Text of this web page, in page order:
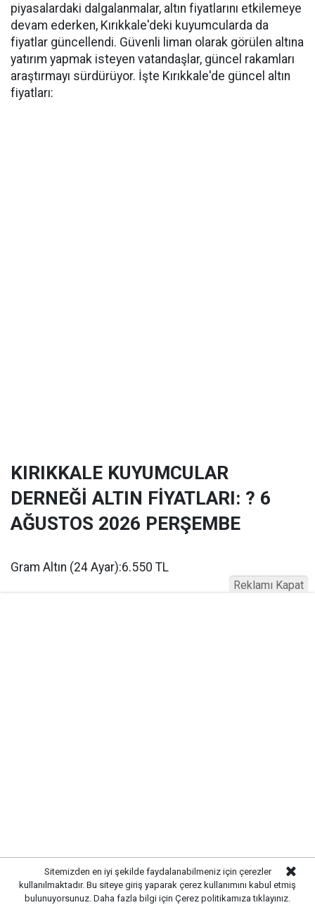
piyasalardaki dalgalanmalar, altın fiyatlarını etkilemeye
devam ederken, Kırıkkale'deki kuyumcularda da
fiyatlar güncellendi. Güvenli liman olarak görülen altına
yatırım yapmak isteyen vatandaşlar, güncel rakamları
araştırmayı sürdürüyor. İşte Kırıkkale'de güncel altın
fiyatları:
KIRIKKALE KUYUMCULAR
DERNEĞİ ALTIN FİYATLARI: ? 6
AĞUSTOS 2026 PERŞEMBE
Gram Altın (24 Ayar):6.550 TL
Cumhuriyet (Ata) Altını:42.800 TL
Sitemizden en iyi şekilde faydalanabilmeniz için çerezler
kullanılmaktadır. Bu siteye giriş yaparak çerez kullanımını kabul etmiş
bulunuyorsunuz. Daha fazla bilgi için Çerez politikamıza tıklayınız.
Reklamı Kapat